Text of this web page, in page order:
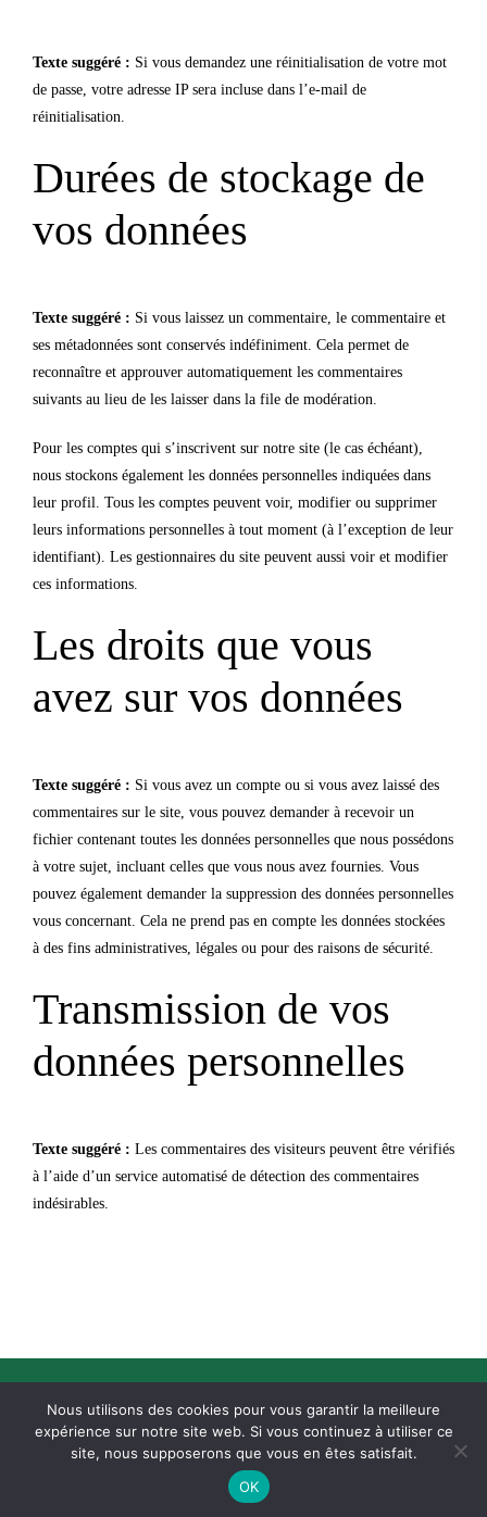
Texte suggéré : Si vous demandez une réinitialisation de votre mot
de passe, votre adresse IP sera incluse dans l’e-mail de
réinitialisation.
Durées de stockage de
vos données
Texte suggéré : Si vous laissez un commentaire, le commentaire et
ses métadonnées sont conservés indéfiniment. Cela permet de
reconnaître et approuver automatiquement les commentaires
suivants au lieu de les laisser dans la file de modération.
Pour les comptes qui s’inscrivent sur notre site (le cas échéant),
nous stockons également les données personnelles indiquées dans
leur profil. Tous les comptes peuvent voir, modifier ou supprimer
leurs informations personnelles à tout moment (à l’exception de leur
identifiant). Les gestionnaires du site peuvent aussi voir et modifier
ces informations.
Les droits que vous
avez sur vos données
Texte suggéré : Si vous avez un compte ou si vous avez laissé des
commentaires sur le site, vous pouvez demander à recevoir un
fichier contenant toutes les données personnelles que nous possédons
à votre sujet, incluant celles que vous nous avez fournies. Vous
pouvez également demander la suppression des données personnelles
vous concernant. Cela ne prend pas en compte les données stockées
à des fins administratives, légales ou pour des raisons de sécurité.
Transmission de vos
données personnelles
Texte suggéré : Les commentaires des visiteurs peuvent être vérifiés
à l’aide d’un service automatisé de détection des commentaires
indésirables.
beaba-informatique.com|Mentions légales
Nous utilisons des cookies pour vous garantir la meilleure
expérience sur notre site web. Si vous continuez à utiliser ce
site, nous supposerons que vous en êtes satisfait.
OK